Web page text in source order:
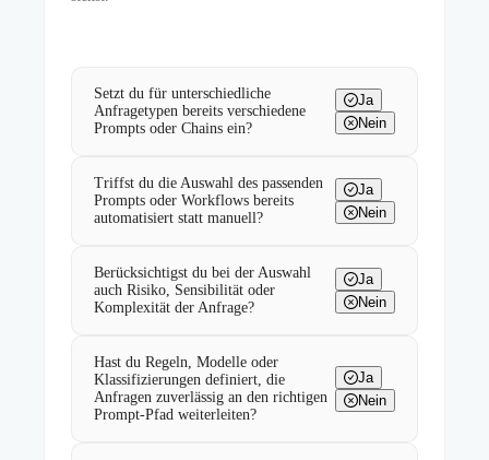
Setzt du für unterschiedliche
Anfragetypen bereits verschiedene
Prompts oder Chains ein?
Ja
Nein
Triffst du die Auswahl des passenden
Prompts oder Workflows bereits
automatisiert statt manuell?
Ja
Nein
Berücksichtigst du bei der Auswahl
auch Risiko, Sensibilität oder
Komplexität der Anfrage?
Ja
Nein
Hast du Regeln, Modelle oder
Klassifizierungen definiert, die
Anfragen zuverlässig an den richtigen
Prompt-Pfad weiterleiten?
Ja
Nein